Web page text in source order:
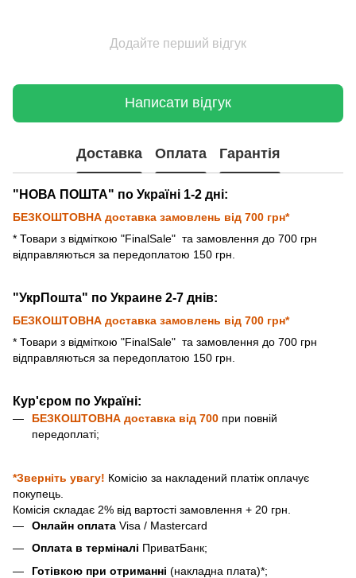
Додайте перший відгук
Написати відгук
Доставка Оплата Гарантія
"НОВА ПОШТА" по Україні 1-2 дні:
БЕЗКОШТОВНА доставка замовлень від 700 грн*
* Товари з відміткою "FinalSale" та замовлення до 700 грн
відправляються за передоплатою 150 грн.
"УкрПошта" по Украине 2-7 днів:
БЕЗКОШТОВНА доставка замовлень від 700 грн*
* Товари з відміткою "FinalSale" та замовлення до 700 грн
відправляються за передоплатою 150 грн.
Кур'єром по Україні:
БЕЗКОШТОВНА доставка від 700 при повній
передоплаті;
*Зверніть увагу! Комісію за накладений платіж оплачує
покупець.
Комісія складає 2% від вартості замовлення + 20 грн.
Онлайн оплата Visa / Mastercard
Оплата в терміналі ПриватБанк;
Готівкою при отриманні (накладна плата)*;